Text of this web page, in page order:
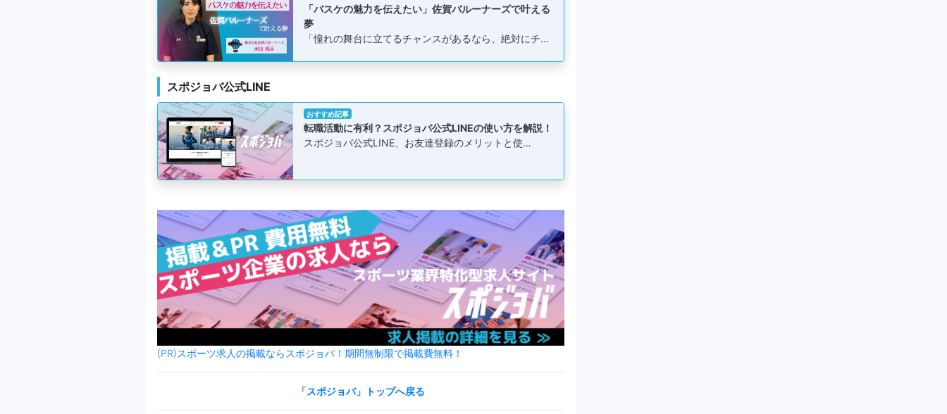
「バスケの魅力を伝えたい」佐賀バルーナーズで叶える
夢
「憧れの舞台に立てるチャンスがあるなら、絶対にチ…
スポジョバ公式LINE
おすすめ記事
転職活動に有利？スポジョバ公式LINEの使い方を解説！
スポジョバ公式LINE、お友達登録のメリットと使…
(PR)スポーツ求人の掲載ならスポジョバ！期間無制限で掲載費無料！
「スポジョバ」トップへ戻る